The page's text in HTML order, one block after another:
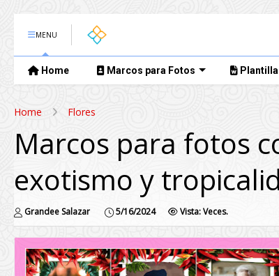
MENU
Home Marcos para Fotos
Home Flores
Marcos para fotos
exotismo y
Grandee Salazar 5/16/2024 Vista:Veces.